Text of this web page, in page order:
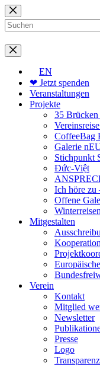
Zum
Inhalt
springen
Keine
Ergebnisse
EN
❤ Jetzt spenden
Veranstaltungen
Projekte
35 Brücken
CoffeeBag
Galerie
Stichpunkt
Đức-Việt
Ich höre zu
Offene
Mitgestalten
Verein
Kontakt
Mitglied
Newsletter
Presse
Logo
Transparenz